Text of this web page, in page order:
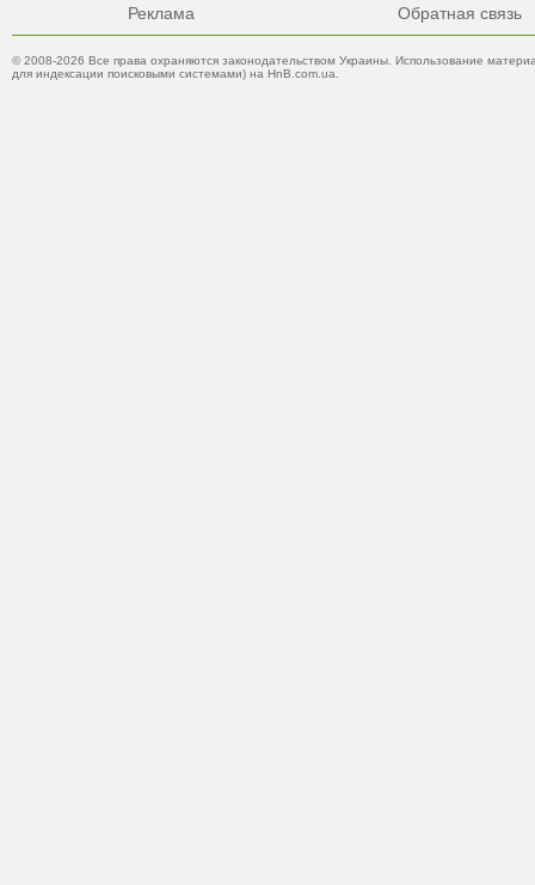
Реклама Обратная связь
© 2008-2026 Все права охраняются законодательством Украины. Использование
для индексации поисковыми системами) на HnB.com.ua.